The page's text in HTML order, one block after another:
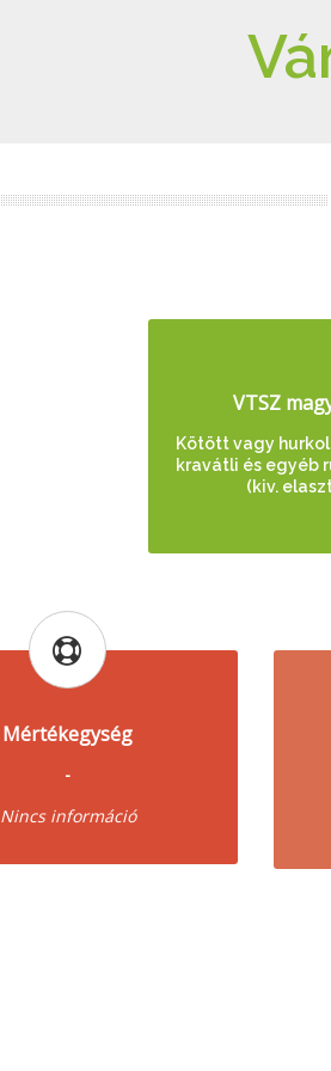
VTSZ
Kötött vagy
kravátli és egyéb
(kiv.
Mértékegység
-
Nincs információ